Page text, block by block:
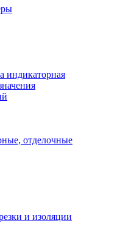
индикаторная
отделочные
и изоляции